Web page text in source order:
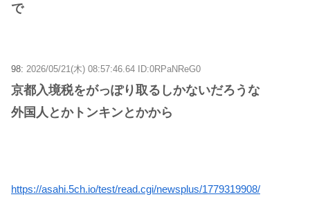
で
98: 2026/05/21(木) 08:57:46.64 ID:0RPaNReG0
京都入境税をがっぽり取るしかないだろうな
外国人とかトンキンとかから
https://asahi.5ch.io/test/read.cgi/newsplus/1779319908/